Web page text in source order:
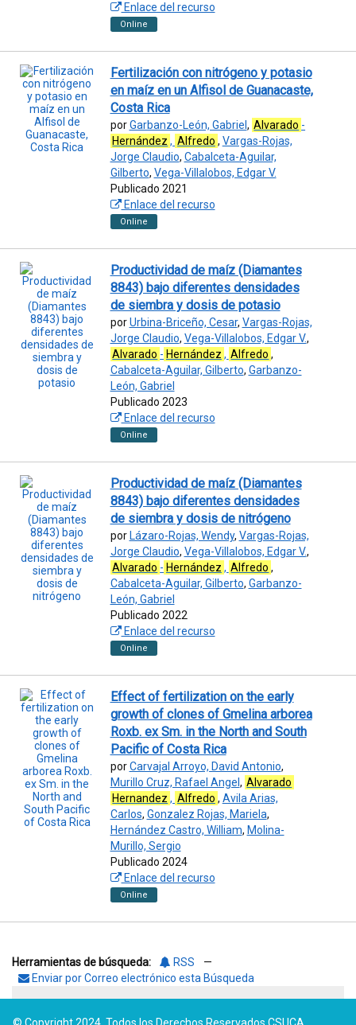
Enlace del recurso
Online
Fertilización con nitrógeno y potasio
en maíz en un Alfisol de Guanacaste,
Costa Rica
porGarbanzo-León, Gabriel , Alvarado -
Hernández , Alfredo , Vargas-Rojas,
Jorge Claudio, Cabalceta-Aguilar,
Gilberto, Vega-Villalobos, Edgar V.
Publicado 2021
Enlace del recurso
Online
Productividad de maíz (Diamantes
8843) bajo diferentes densidades
de siembra y dosis de potasio
porUrbina-Briceño, Cesar, Vargas-Rojas,
Jorge Claudio, Vega-Villalobos, Edgar V.,
Alvarado - Hernández , Alfredo ,
Cabalceta-Aguilar, Gilberto, Garbanzo-
León, Gabriel
Publicado 2023
Enlace del recurso
Online
Productividad de maíz (Diamantes
8843) bajo diferentes densidades
de siembra y dosis de nitrógeno
por Lázaro-Rojas, Wendy, Vargas-Rojas,
Jorge Claudio, Vega-Villalobos, Edgar V.,
Alvarado - Hernández , Alfredo ,
Cabalceta-Aguilar, Gilberto, Garbanzo-
León, Gabriel
Publicado 2022
Enlace del recurso
Online
Effect of fertilization on the early
growth of clones of Gmelina arborea
Roxb. ex Sm. in the North and South
Pacific of Costa Rica
porCarvajal Arroyo, David Antonio,
Murillo Cruz, Rafael Angel , Alvarado
Hernandez , Alfredo , Avila Arias,
Carlos, Gonzalez Rojas, Mariela,
Hernández Castro, William, Molina-
Murillo, Sergio
Publicado 2024
Enlace del recurso
Online
Herramientas de búsqueda: RSS
—
Enviar por Correo electrónico esta Búsqueda